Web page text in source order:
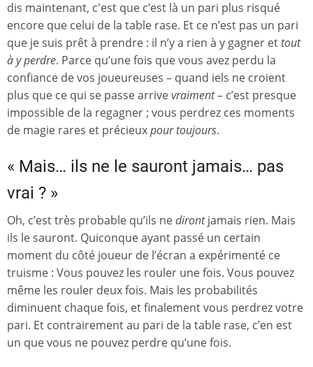
dis maintenant, c'est que c’est là un pari plus risqué
encore que celui de la table rase. Et ce n’est pas un pari
que je suis prêt à prendre : il n’y a rien à y gagner ettout
à y perdre. Parce qu’une fois que vous avez perdu la
confiance de vos joueureuses – quand iels ne croient
plus que ce qui se passe arrivevraiment– c’est presque
impossible de la regagner ; vous perdrez ces moments
de magie rares et précieuxpour toujours.
« Mais… ils ne le sauront jamais… pas
vrai ? »
Oh, c’est très probable qu’ils nedirontjamais rien. Mais
ils le sauront. Quiconque ayant passé un certain
moment du côté joueur de l’écran a expérimenté ce
truisme : Vous pouvez les rouler une fois. Vous pouvez
même les rouler deux fois. Mais les probabilités
diminuent chaque fois, et finalement vous perdrez votre
pari. Et contrairement au pari de la table rase, c’en est
un que vous ne pouvez perdre qu’une fois.